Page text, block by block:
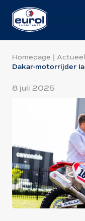
Homepage | Actueel
Dakar-motorrijder
8 juli 2025